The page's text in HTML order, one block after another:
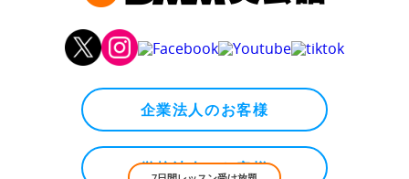
世界中とおしゃべりしよう